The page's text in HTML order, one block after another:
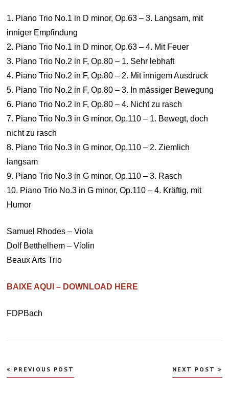
1. Piano Trio No.1 in D minor, Op.63 – 3. Langsam, mit
inniger Empfindung
2. Piano Trio No.1 in D minor, Op.63 – 4. Mit Feuer
3. Piano Trio No.2 in F, Op.80 – 1. Sehr lebhaft
4. Piano Trio No.2 in F, Op.80 – 2. Mit innigem Ausdruck
5. Piano Trio No.2 in F, Op.80 – 3. In mässiger Bewegung
6. Piano Trio No.2 in F, Op.80 – 4. Nicht zu rasch
7. Piano Trio No.3 in G minor, Op.110 – 1. Bewegt, doch
nicht zu rasch
8. Piano Trio No.3 in G minor, Op.110 – 2. Ziemlich
langsam
9. Piano Trio No.3 in G minor, Op.110 – 3. Rasch
10. Piano Trio No.3 in G minor, Op.110 – 4. Kräftig, mit
Humor
Samuel Rhodes – Viola
Dolf Betthelhem – Violin
Beaux Arts Trio
BAIXE AQUI – DOWNLOAD HERE
FDPBach
Navegação
de
PREVIOUS POST NEXT POST